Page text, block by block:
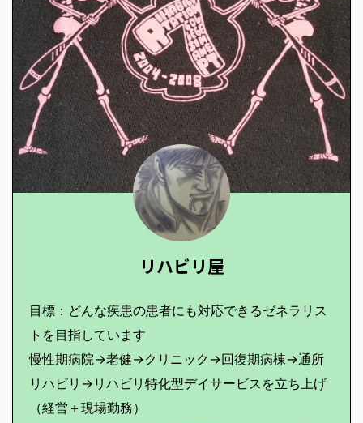
リハビリ屋
目標：どんな疾患の患者にも対応できるゼネラリス
トを目指しています
慢性期病院→老健→クリニック→回復期病棟→通所
リハビリ→リハビリ特化型デイサービスを立ち上げ
（経営＋現場勤務）